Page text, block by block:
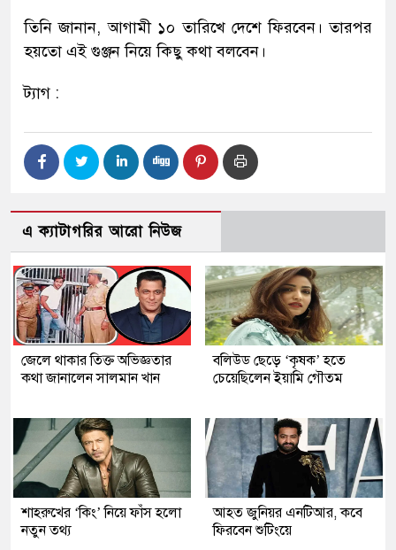
তিনি জানান, আগামী ১০ তারিখে দেশে ফিরবেন। তারপর
হয়তো এই গুঞ্জন নিয়ে কিছু কথা বলবেন।
ট্যাগ :
এ ক্যাটাগরির আরো নিউজ
জেলে থাকার তিক্ত অভিজ্ঞতার
কথা জানালেন সালমান খান
বলিউড ছেড়ে ‘কৃষক’ হতে
চেয়েছিলেন ইয়ামি গৌতম
শাহরুখের ‘কিং’ নিয়ে ফাঁস হলো
নতুন তথ্য
আহত জুনিয়র এনটিআর, কবে
ফিরবেন শুটিংয়ে